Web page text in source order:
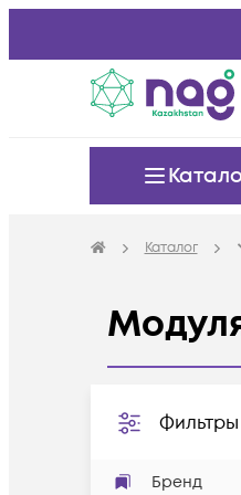
Каталог
Фильтры
Бренд